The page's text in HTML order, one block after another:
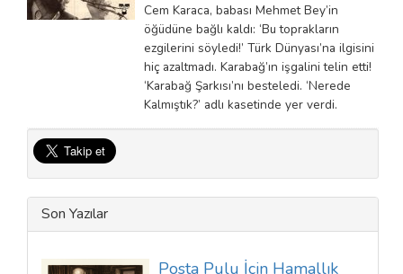
Cem Karaca, babası Mehmet Bey’in
öğüdüne bağlı kaldı: ‘Bu toprakların
ezgilerini söyledi!’ Türk Dünyası’na ilgisini
hiç azaltmadı. Karabağ’ın işgalini telin etti!
‘Karabağ Şarkısı’nı besteledi. ‘Nerede
Kalmıştık?’ adlı kasetinde yer verdi.
Son Yazılar
Posta Pulu İçin Hamallık